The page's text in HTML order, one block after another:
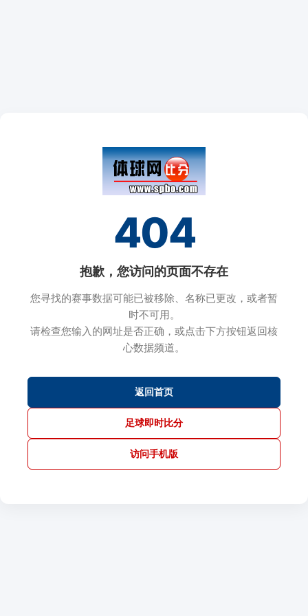
404
抱歉，您访问的页面不存在
您寻找的赛事数据可能已被移除、名称已更改，或者暂
时不可用。
请检查您输入的网址是否正确，或点击下方按钮返回核
心数据频道。
返回首页
足球即时比分
访问手机版